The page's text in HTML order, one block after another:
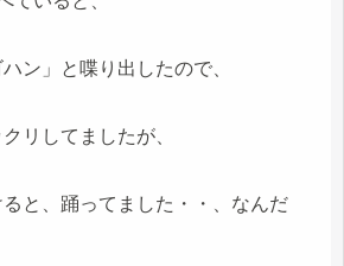
ン」と喋り出したので、
リしてましたが、
と、踊ってました・・、なんだ